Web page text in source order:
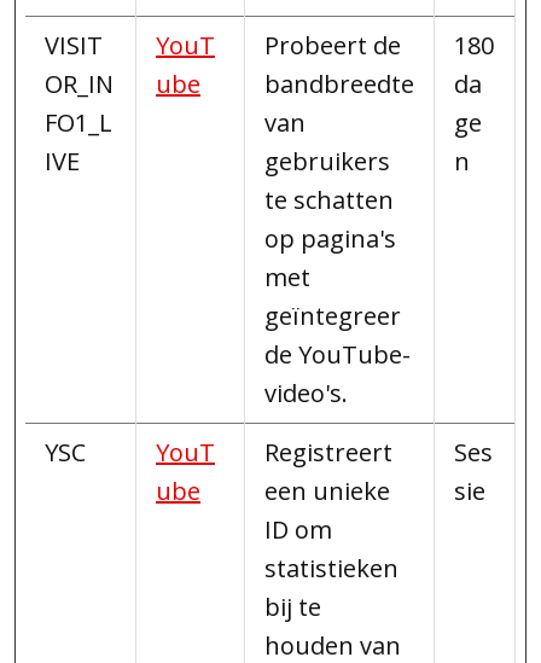
VISIT
OR_IN
FO1_L
IVE
YouT
ube
Probeert de
bandbreedte
van
gebruikers
te schatten
op pagina's
met
geïntegreer
de YouTube-
video's.
180
da
ge
n
YSC
YouT
ube
Registreert
een unieke
ID om
statistieken
bij te
houden van
Ses
sie